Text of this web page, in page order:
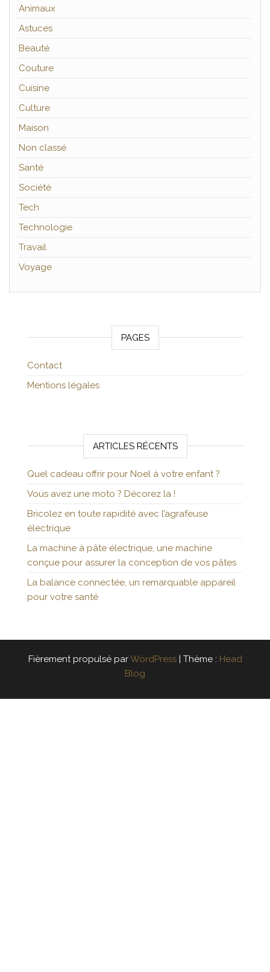
Animaux
Astuces
Beauté
Couture
Cuisine
Culture
Maison
Non classé
Santé
Société
Tech
Technologie
Travail
Voyage
PAGES
Contact
Mentions légales
ARTICLES RÉCENTS
Quel cadeau offrir pour Noel à votre enfant ?
Vous avez une moto ? Décorez la !
Bricolez en toute rapidité avec l’agrafeuse
électrique
La machine à pâte électrique, une machine
conçue pour assurer la conception de vos pâtes
La balance connectée, un remarquable appareil
pour votre santé
Fièrement propulsé parWordPress | Thème : Head
Blog